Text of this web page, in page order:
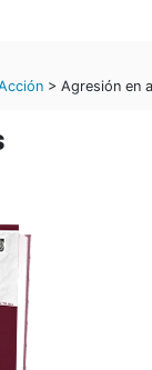
> Agresión en